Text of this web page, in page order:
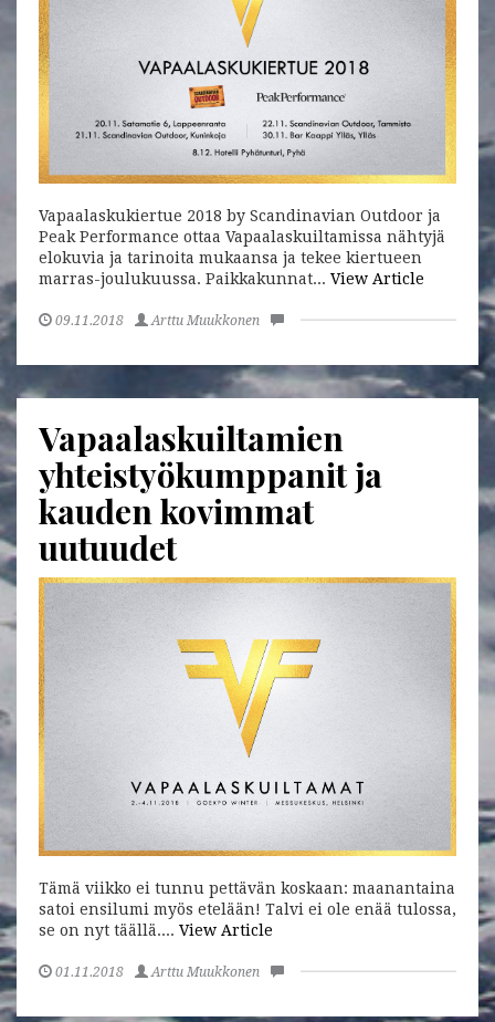
Vapaalaskukiertue 2018 by Scandinavian Outdoor ja
Peak Performance ottaa Vapaalaskuiltamissa nähtyjä
elokuvia ja tarinoita mukaansa ja tekee kiertueen
marras-joulukuussa. Paikkakunnat... View Article
09.11.2018 Arttu Muukkonen
Vapaalaskuiltamien
yhteistyökumppanit ja
kauden kovimmat
uutuudet
Tämä viikko ei tunnu pettävän koskaan: maanantaina
satoi ensilumi myös etelään! Talvi ei ole enää tulossa,
se on nyt täällä.... View Article
01.11.2018 Arttu Muukkonen